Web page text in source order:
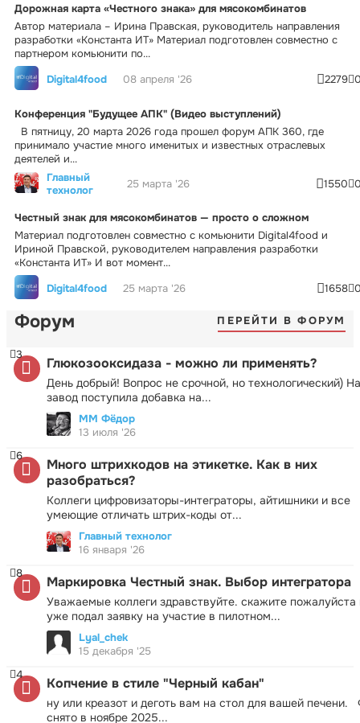
Дорожная карта «Честного знака» для мясокомбинатов
Автор материала – Ирина Правская, руководитель направления
разработки «Константа ИТ» Материал подготовлен совместно с
партнером комьюнити по...
Digital4food
08 апреля '26 2279
Конференция "Будущее АПК" (Видео выступлений)
В пятницу, 20 марта 2026 года прошел форум АПК 360, где
принимало участие много именитых и известных отраслевых
деятелей и...
Главный
технолог
25 марта '26 1550
Честный знак для мясокомбинатов — просто о сложном
Материал подготовлен совместно с комьюнити Digital4food и
Ириной Правской, руководителем направления разработки
«Константа ИТ» И вот момент...
Digital4food
25 марта '26 1658
Форум ПЕРЕЙТИ В ФОРУМ
Глюкозооксидаза - можно ли применять?
День добрый! Вопрос не срочной, но технологический) На
завод поступила добавка на...
3
ММ Фёдор
13 июля '26
Много штрихкодов на этикетке. Как в них
разобраться?
Коллеги цифровизаторы-интеграторы, айтишники и все
умеющие отличать штрих-коды от...
6
Главный технолог
16 января '26
Маркировка Честный знак. Выбор интегратора
Уважаемые коллеги здравствуйте. скажите пожалуйста
уже подал заявку на участие в пилотном...
8
Lyal_chek
15 декабря '25
Копчение в стиле "Черный кабан"
ну или креазот и деготь вам на стол для вашей печени.
снято в ноябре 2025...
4